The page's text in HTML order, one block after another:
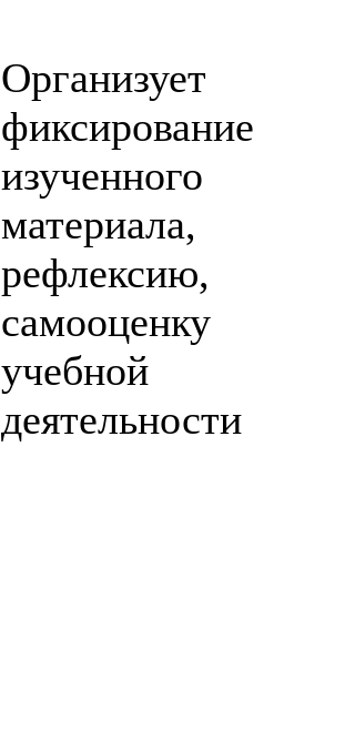
Организует
фиксирование
изученного
материала,
рефлексию,
самооценку
учебной
деятельности